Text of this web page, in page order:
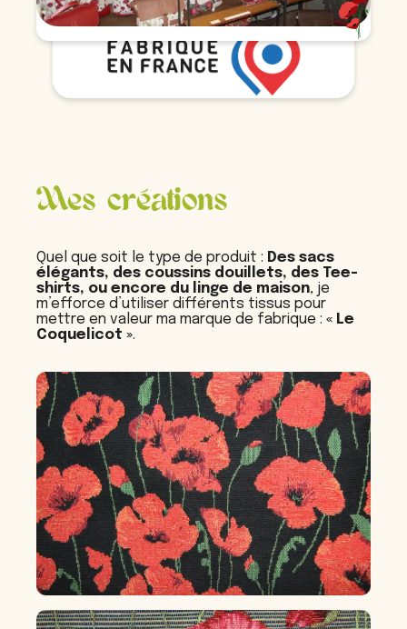
Mes créations
Quel que soit le type de produit : Des sacs
élégants, des coussins douillets, des Tee-
shirts, ou encore du linge de maison, je
m’efforce d’utiliser différents tissus pour
mettre en valeur ma marque de fabrique : « Le
Coquelicot ».